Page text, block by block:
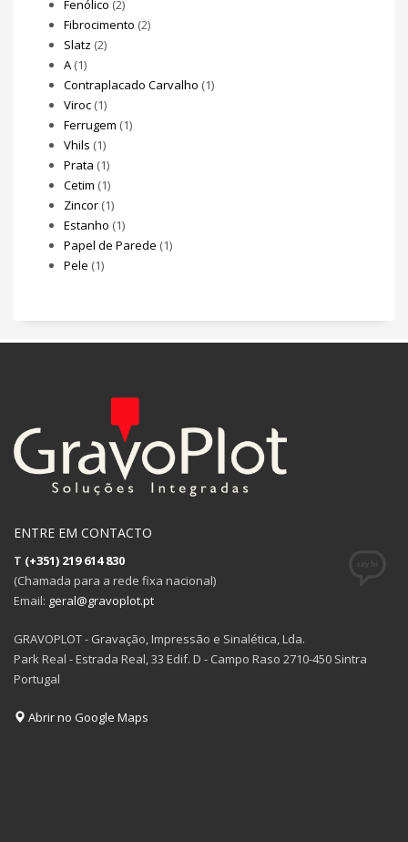
Fenólico (2)
Fibrocimento (2)
Slatz (2)
A (1)
Contraplacado Carvalho (1)
Viroc (1)
Ferrugem (1)
Vhils (1)
Prata (1)
Cetim (1)
Zincor (1)
Estanho (1)
Papel de Parede (1)
Pele (1)
ENTRE EM CONTACTO
T (+351) 219 614 830
(Chamada para a rede fixa nacional)
Email: geral@gravoplot.pt
GRAVOPLOT - Gravação, Impressão e Sinalética, Lda.
Park Real - Estrada Real, 33 Edif. D - Campo Raso 2710-450 Sintra
Portugal
Abrir no Google Maps